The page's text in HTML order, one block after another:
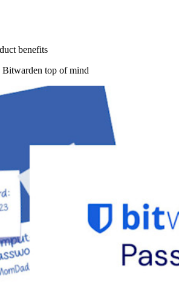
benefits
Bitwarden top of mind